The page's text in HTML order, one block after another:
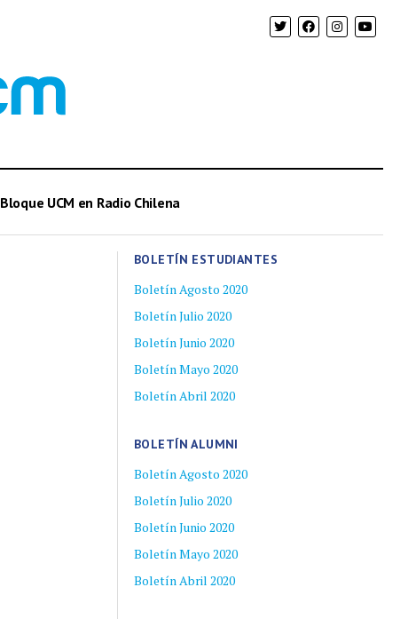
Bloque UCM en Radio Chilena
BOLETÍN ESTUDIANTES
Boletín Agosto 2020
Boletín Julio 2020
Boletín Junio 2020
Boletín Mayo 2020
Boletín Abril 2020
BOLETÍN ALUMNI
Boletín Agosto 2020
Boletín Julio 2020
Boletín Junio 2020
Boletín Mayo 2020
Boletín Abril 2020